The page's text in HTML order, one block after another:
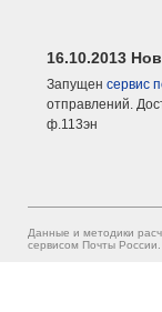
16.10.2013
Запущен сервис
отправлений.
ф.113эн
Данные и методики
сервисом Почты